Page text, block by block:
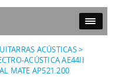
ACÚSTICAS>
ACÚSTICA AE44II
MATE AP521.200